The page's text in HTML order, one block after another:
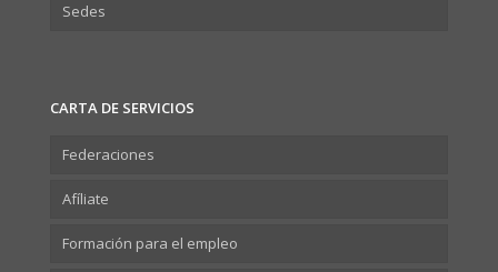
Sedes
CARTA DE SERVICIOS
Federaciones
Afíliate
Formación para el empleo